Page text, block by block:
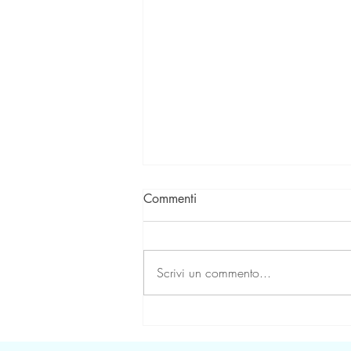
Commenti
Scrivi un commento...